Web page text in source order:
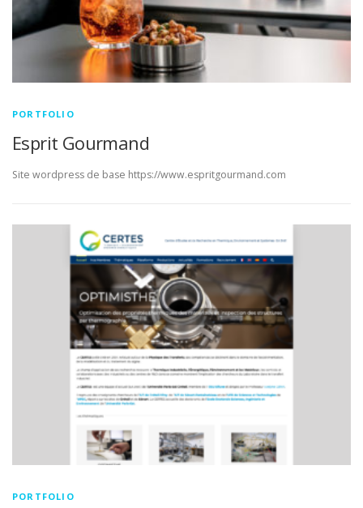
PORTFOLIO
Esprit Gourmand
Site wordpress de base https://www.espritgourmand.com
PORTFOLIO